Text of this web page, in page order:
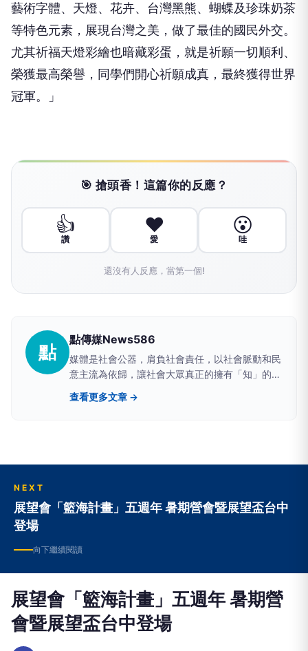
藝術字體、天燈、花卉、台灣黑熊、蝴蝶及珍珠奶茶
等特色元素，展現台灣之美，做了最佳的國民外交。
尤其祈福天燈彩繪也暗藏彩蛋，就是祈願一切順利、
榮獲最高榮譽，同學們開心祈願成真，最終獲得世界
冠軍。」
🎯 搶頭香！這篇你的反應？
👍
讚
❤️
愛
😮
哇
還沒有人反應，當第一個!
點
點傳媒News586
媒體是社會公器，肩負社會責任，以社會脈動和民
意主流為依歸，讓社會大眾真正的擁有「知」的權
利。
查看更多文章 →
NEXT
展望會「籃海計畫」五週年 暑期營會暨展望盃台中
登場
向下繼續閱讀
展望會「籃海計畫」五週年 暑期營
會暨展望盃台中登場